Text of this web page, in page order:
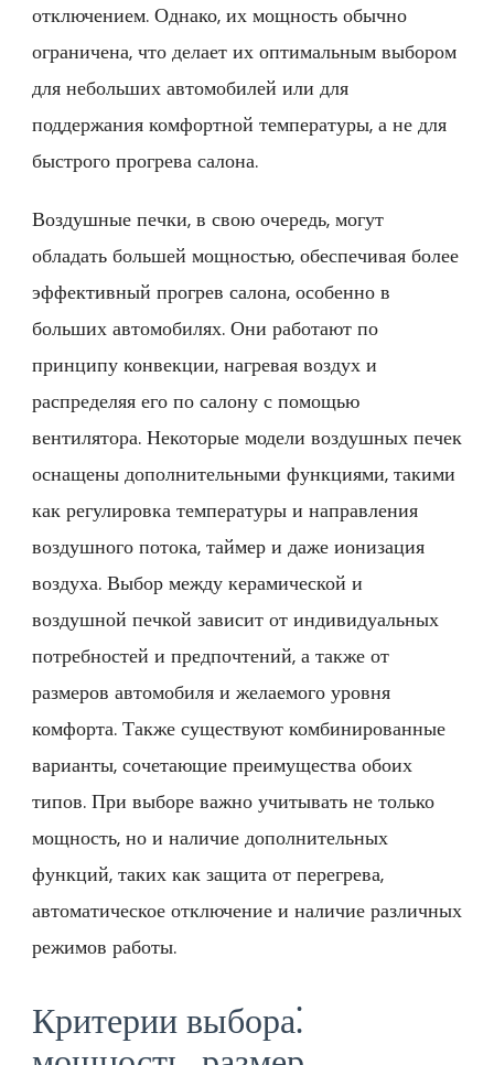
отключением. Однако, их мощность обычно
ограничена, что делает их оптимальным выбором
для небольших автомобилей или для
поддержания комфортной температуры, а не для
быстрого прогрева салона.
Воздушные печки, в свою очередь, могут
обладать большей мощностью, обеспечивая более
эффективный прогрев салона, особенно в
больших автомобилях. Они работают по
принципу конвекции, нагревая воздух и
распределяя его по салону с помощью
вентилятора. Некоторые модели воздушных печек
оснащены дополнительными функциями, такими
как регулировка температуры и направления
воздушного потока, таймер и даже ионизация
воздуха. Выбор между керамической и
воздушной печкой зависит от индивидуальных
потребностей и предпочтений, а также от
размеров автомобиля и желаемого уровня
комфорта. Также существуют комбинированные
варианты, сочетающие преимущества обоих
типов. При выборе важно учитывать не только
мощность, но и наличие дополнительных
функций, таких как защита от перегрева,
автоматическое отключение и наличие различных
режимов работы.
Критерии выбора⁚